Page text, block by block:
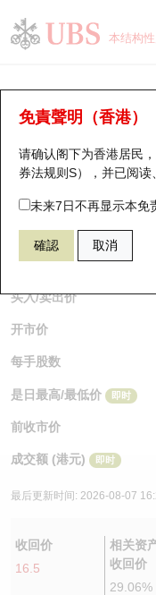
本结构
免責聲明（香港）
请确认阁下为香港居民
券法规则S），并已阅
未来7日不再显示本免
確認 取消
牛熊证分析仪
表现 街货统计 比较
54963 瑞银牛
$0.136 0.01
买入/卖出价
开市价
每手股数
是日最高/最低价 即时
前收市价
成交额 (港元) 即时
最后更新时间: 2026-08-07
收回价
16.5
相关资
收回价
29.06%
瑞银认股证一览
新发行瑞银认股证
即将到期认股证
认股证到期结算价查找
认股证分析仪
认股证速算机
认股证/牛熊证日志
认股证文件及公告
街货统计
比较
牛熊全景快搜
牛熊证搜寻
牛熊证街货分布图
正股牛熊证列表
新发行瑞银牛熊证
已收回牛熊证剩余价值
牛熊证到期结算价查找
牛熊证分析仪
牛熊证文件及公告
街货统计
比较
十大升幅/跌幅
十大认股证成交分布
十天股证占大市成交
资金流
街货统计
三十大平均引伸波幅
正股分析仪
二十大活跃股份
恒指成份股
国指成份股
科指成份股
相关资产沽空
中资ETFs溢价比较
AH 股价对照
持股比重
显示所有持股比重
每月轮证大市专题
轮证专栏
讲座及教育短片
认股证投资者教育
牛熊证投资者教育
认股证牛熊证常问问题